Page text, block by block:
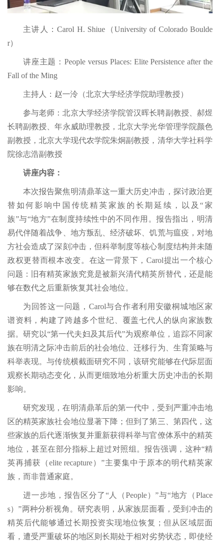
主讲人：Carol H. Shiue（University of Colorado Boulde
r）
讲座主题：People versus Places: Elite Persistence after the
Fall of the Ming
主持人：赵一泠（北京大学经济学院助理教授）
参与老师：北京大学经济学院管汉晖长聘副教授、郝煜
长聘副教授、年永威助理教授，北京大学光华管理学院颜色
副教授，北京大学现代农学院朱炯副教授，清华大学社科学
院徐志浩副教授
讲座内容：
本次报告聚焦明清鼎革这一重大历史冲击，探讨政治更
替如何影响中国传统精英家族的长期延续，以及“家
族”与“地方”在制度持续性中的不同作用。报告指出，明清
易代伴随着战争、地方叛乱、经济破坏、饥荒与瘟疫，对地
方社会造成了深刻冲击，但科举制度等核心制度结构并未随
政权更替而根本改变。在这一背景下，Carol提出一个核心
问题：旧有精英家族究竟是被新兴清代精英所替代，还是能
够在数代之后重新恢复其社会地位。
为回答这一问题，Carol与合作者利用安徽桐城地区家
谱资料，构建了跨越多个世纪、覆盖七代人的纵向家族数
据。研究以“第一代夫妇及其后代”为观察单位，追踪不同家
族在明清之际冲击前后的社会地位、迁移行为、生育策略与
科举表现。与传统横截面研究不同，该研究能够在代际层面
观察长期动态变化，从而更细致地分析重大历史冲击的长期
影响。
研究发现，在明清鼎革后的第一代中，受到严重冲击地
区的精英家族社会地位显著下降；但到了第三、第四代，这
些家族的后代逐渐恢复并重新获得科举与官僚体系中的精英
地位，甚至在部分指标上超过对照组。报告强调，这种“精
英再捕获（elite recapture）”主要集中于原本的明代精英家
族，而非普通家庭。
进一步地，报告区分了“人（People）”与“地方（Place
s）”两种分析视角。研究表明，从家族层面看，受到冲击的
精英后代能够通过长期投资实现地位恢复；但从区域层面
看，遭受严重破坏的地区则长期处于相对劣势状态，即使经